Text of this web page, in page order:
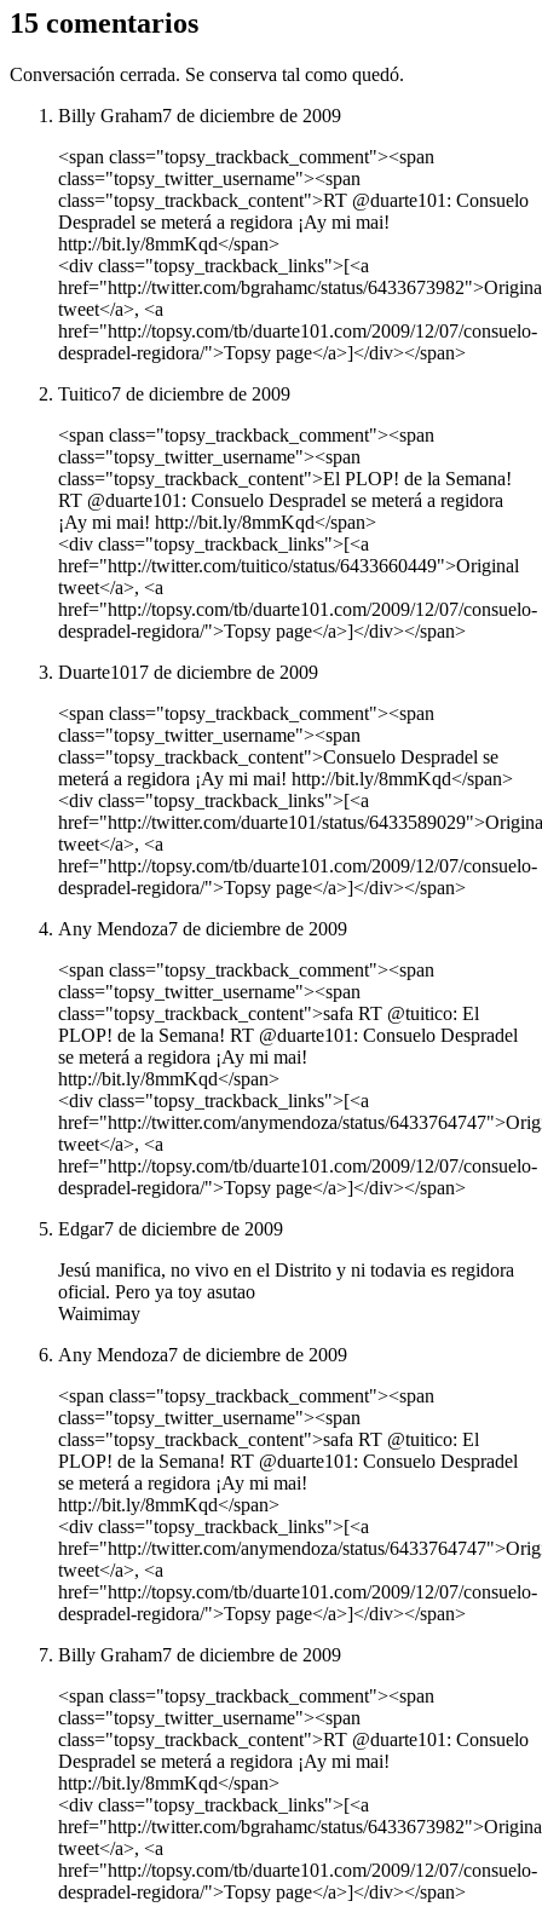
15 comentarios
Conversación cerrada. Se conserva tal como quedó.
Billy Graham7 de diciembre de 2009
<span class="topsy_trackback_comment"><span
class="topsy_twitter_username"><span
class="topsy_trackback_content">RT @duarte101: Consuelo
Despradel se meterá a regidora ¡Ay mi mai!
http://bit.ly/8mmKqd</span>
<div class="topsy_trackback_links">[<a
href="http://twitter.com/bgrahamc/status/
tweet</a>, <a
href="http://topsy.com/tb/duarte101.com/2009/12/07/consuelo-
despradel-regidora/">Topsy page</a>]</div></span>
Tuitico7 de diciembre de 2009
<span class="topsy_trackback_comment"><span
class="topsy_twitter_username"><span
class="topsy_trackback_content">El PLOP! de la Semana!
RT @duarte101: Consuelo Despradel se meterá a regidora
¡Ay mi mai! http://bit.ly/8mmKqd</span>
<div class="topsy_trackback_links">[<a
href="http://twitter.com/tuitico/status/6433660449">Original
tweet</a>, <a
href="http://topsy.com/tb/duarte101.com/2009/12/07/consuelo-
despradel-regidora/">Topsy page</a>]</div></span>
Duarte101 7 de diciembre de 2009
<span class="topsy_trackback_comment"><span
class="topsy_twitter_username"><span
class="topsy_trackback_content">Consuelo Despradel se
meterá a regidora ¡Ay mi mai! http://bit.ly/8mmKqd</span>
<div class="topsy_trackback_links">[<a
href="http://twitter.com/duarte101/status/
tweet</a>, <a
href="http://topsy.com/tb/duarte101.com/2009/12/07/consuelo-
despradel-regidora/">Topsy page</a>]</div></span>
Any Mendoza7 de diciembre de 2009
<span class="topsy_trackback_comment"><span
class="topsy_twitter_username"><span
class="topsy_trackback_content">safa RT @tuitico: El
PLOP! de la Semana! RT @duarte101: Consuelo Despradel
se meterá a regidora ¡Ay mi mai!
http://bit.ly/8mmKqd</span>
<div class="topsy_trackback_links">[<a
href="http://twitter.com/anymendoza/status/
tweet</a>, <a
href="http://topsy.com/tb/duarte101.com/2009/12/07/consuelo-
despradel-regidora/">Topsy page</a>]</div></span>
Edgar7 de diciembre de 2009
Jesú manifica, no vivo en el Distrito y ni todavia es regidora
oficial. Pero ya toy asutao
Waimimay
Any Mendoza7 de diciembre de 2009
<span class="topsy_trackback_comment"><span
class="topsy_twitter_username"><span
class="topsy_trackback_content">safa RT @tuitico: El
PLOP! de la Semana! RT @duarte101: Consuelo Despradel
se meterá a regidora ¡Ay mi mai!
http://bit.ly/8mmKqd</span>
<div class="topsy_trackback_links">[<a
href="http://twitter.com/anymendoza/status/
tweet</a>, <a
href="http://topsy.com/tb/duarte101.com/2009/12/07/consuelo-
despradel-regidora/">Topsy page</a>]</div></span>
Billy Graham7 de diciembre de 2009
<span class="topsy_trackback_comment"><span
class="topsy_twitter_username"><span
class="topsy_trackback_content">RT @duarte101: Consuelo
Despradel se meterá a regidora ¡Ay mi mai!
http://bit.ly/8mmKqd</span>
<div class="topsy_trackback_links">[<a
href="http://twitter.com/bgrahamc/status/
tweet</a>, <a
href="http://topsy.com/tb/duarte101.com/2009/12/07/consuelo-
despradel-regidora/">Topsy page</a>]</div></span>